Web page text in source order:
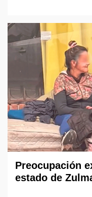
Preocupación
estado de